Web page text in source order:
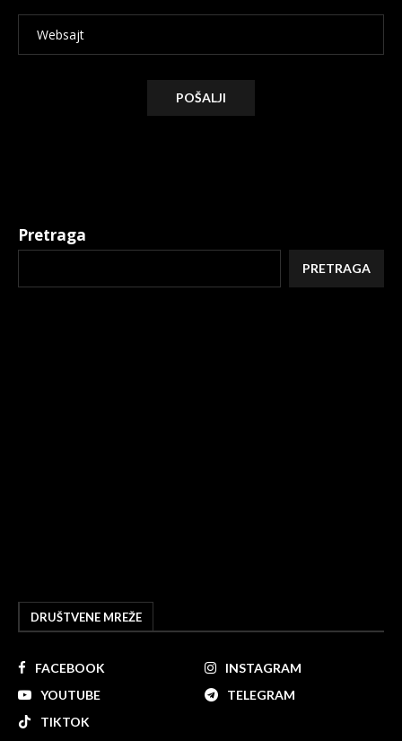
Pretraga
PRETRAGA
DRUŠTVENE MREŽE
FACEBOOK
INSTAGRAM
YOUTUBE
TELEGRAM
TIKTOK